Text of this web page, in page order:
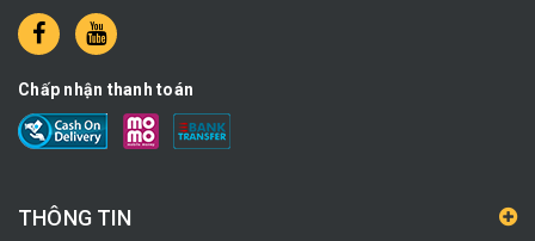
Chấp nhận thanh toán
THÔNG TIN